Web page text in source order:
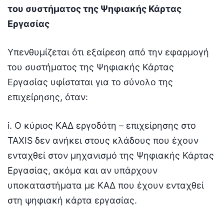
του συστήματος της Ψηφιακής Κάρτας
Εργασίας
Υπενθυμίζεται ότι εξαίρεση από την εφαρμογή
του συστήματος της Ψηφιακής Κάρτας
Εργασίας υφίσταται για το σύνολο της
επιχείρησης, όταν:
i. Ο κύριος ΚΑΔ εργοδότη – επιχείρησης στο
TAXIS δεν ανήκει στους κλάδους που έχουν
ενταχθεί στον μηχανισμό της Ψηφιακής Κάρτας
Εργασίας, ακόμα και αν υπάρχουν
υποκαταστήματα με ΚΑΔ που έχουν ενταχθεί
στη ψηφιακή κάρτα εργασίας.